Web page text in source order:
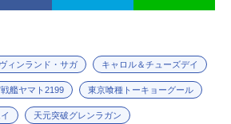
ヴィンランド・サガ キャロル＆チューズデイ
艦ヤマト2199 東京喰種トーキョーグール
天元突破グレンラガン